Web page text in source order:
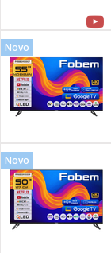
pribor
pribor
pribor
i kutije
gorivo
Novo
Novo